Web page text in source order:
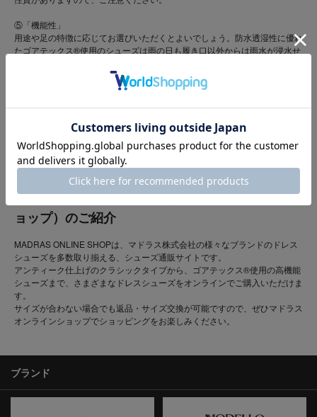
⑤「機能性」
用途や足の特徴に応じてお選びいただくとよいでしょう。防水透湿性に優れ
たゴアテックス®使用のシューズは雨の日も履き口以外からは雨水が浸水せ
で調整がしやすい取り外しできるカップインソール式の靴をお選びいただく
MADRAS ONLINE SHOP（マドラスオンラインシ
ョップ）のご紹介
MADRAS ONLINE SHOPは、マドラス株式会社の様々なブランドのドレス
シューズを多数取り揃える、シューズ通販サイトです。
アンティーク仕上げのクラシックタイプから、ゴアテックス®使用の高機能
シューズまで、さまざまなドレスシューズをオンラインでご購入いただけま
す。
サイズが合わない場合でも返品・サイズ交換が可能ですので、ぜひマドラス
オンラインショップでショッピングをお楽しみください。
ブランド